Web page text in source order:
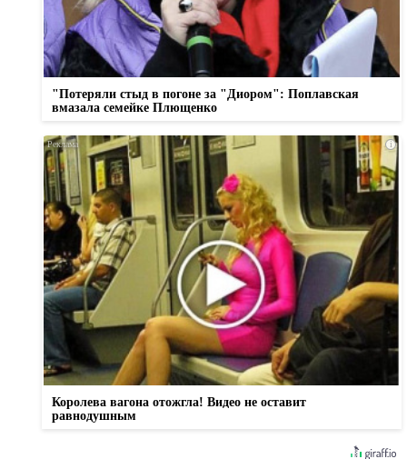
"Потеряли стыд в погоне за "Диором": Поплавская
вмазала семейке Плющенко
i
Королева вагона отожгла! Видео не оставит
равнодушным